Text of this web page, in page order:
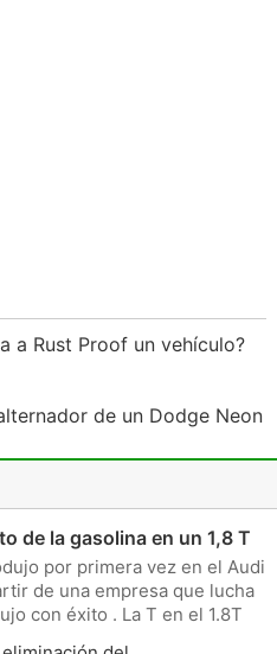
a Rust Proof un vehículo?
de un Dodge Neon
de la gasolina en un 1,8 T
por primera vez en el Audi
de una empresa que lucha
con éxito . La T en el 1.8T